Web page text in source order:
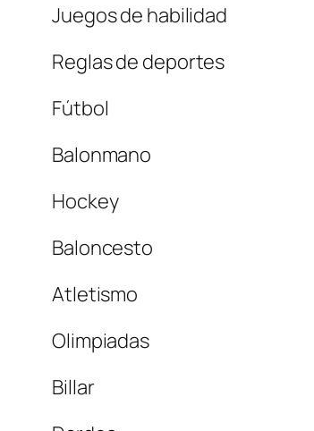
Juegos de habilidad
Reglas de deportes
Fútbol
Balonmano
Hockey
Baloncesto
Atletismo
Olimpiadas
Billar